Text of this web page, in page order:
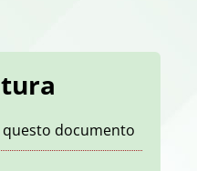
documento